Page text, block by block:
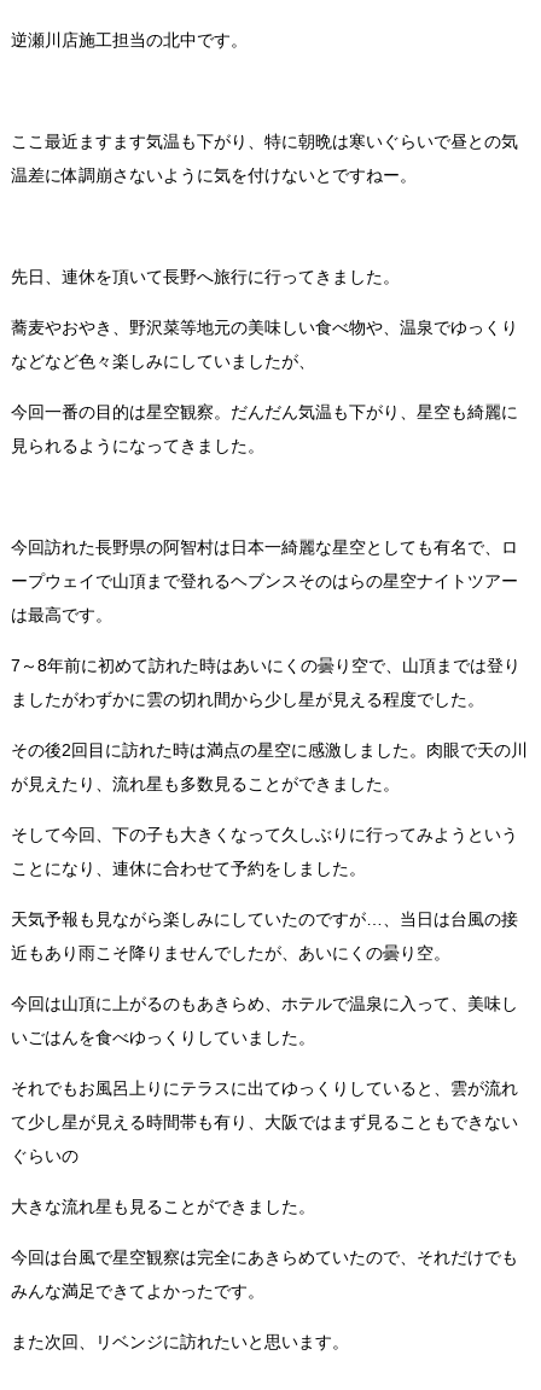
逆瀬川店施工担当の北中です。
ここ最近ますます気温も下がり、特に朝晩は寒いぐらいで昼との気
温差に体調崩さないように気を付けないとですねー。
先日、連休を頂いて長野へ旅行に行ってきました。
蕎麦やおやき、野沢菜等地元の美味しい食べ物や、 温泉でゆっくり
などなど色々楽しみにしていましたが、
今回一番の目的は星空観察。だんだん気温も下がり、星空も綺麗に
見られるようになってきました。
今回訪れた長野県の阿智村は日本一綺麗な星空としても有名で、ロ
ープウェイで山頂まで登れるヘブンスそのはらの星空ナイトツアー
は最高です。
7 ～8年前に初めて訪れた時はあいにくの曇り空で、山頂までは登り
ましたがわずかに雲の切れ間から少し星が見える程度でした。
その後2回目に訪れた時は満点の星空に感激しました。肉眼で天の川
が見えたり、流れ星も多数見ることができました。
そして今回、下の子も大きくなって久しぶりに行ってみようという
ことになり、連休に合わせて予約をしました。
天気予報も見ながら楽しみにしていたのですが…、当日は台風の接
近もあり雨こそ降りませんでしたが、あいにくの曇り空。
今回は山頂に上がるのもあきらめ、ホテルで温泉に入って、美味し
いごはんを食べゆっくりしていました。
それでもお風呂上りにテラスに出てゆっくりしていると、雲が流れ
て少し星が見える時間帯も有り、大阪ではまず見ることもできない
ぐらいの
大きな流れ星も見ることができました。
今回は台風で星空観察は完全にあきらめていたので、それだけでも
みんな満足できてよかったです。
また次回、リベンジに訪れたいと思います。